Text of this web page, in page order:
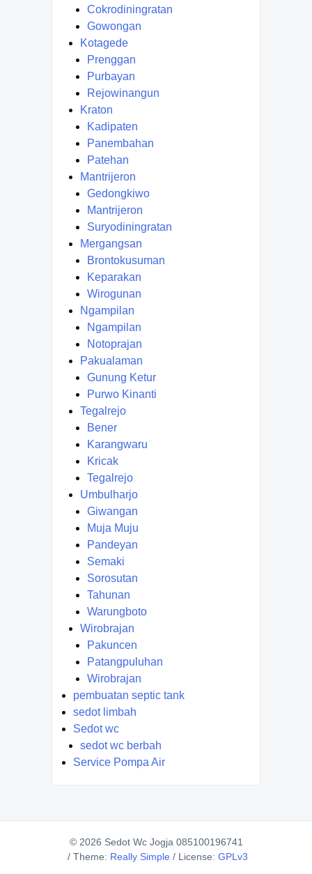
Cokrodiningratan
Gowongan
Kotagede
Prenggan
Purbayan
Rejowinangun
Kraton
Kadipaten
Panembahan
Patehan
Mantrijeron
Gedongkiwo
Mantrijeron
Suryodiningratan
Mergangsan
Brontokusuman
Keparakan
Wirogunan
Ngampilan
Ngampilan
Notoprajan
Pakualaman
Gunung Ketur
Purwo Kinanti
Tegalrejo
Bener
Karangwaru
Kricak
Tegalrejo
Umbulharjo
Giwangan
Muja Muju
Pandeyan
Semaki
Sorosutan
Tahunan
Warungboto
Wirobrajan
Pakuncen
Patangpuluhan
Wirobrajan
pembuatan septic tank
sedot limbah
Sedot wc
sedot wc berbah
Service Pompa Air
© 2026 Sedot Wc Jogja 085100196741
/ Theme: Really Simple / License: GPLv3